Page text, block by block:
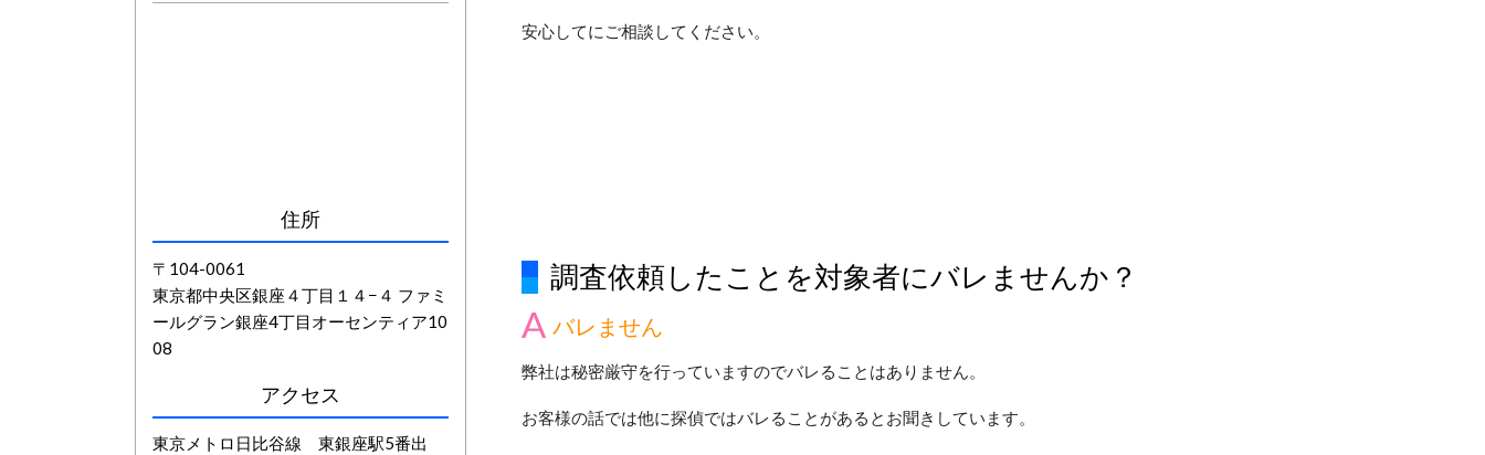
安心してにご相談してください。
調査依頼したことを対象者にバレませんか？
バレません
弊社は秘密厳守を行っていますのでバレることはありません。
お客様の話では他に探偵ではバレることがあるとお聞きしています。
住所
〒104-0061
東京都中央区銀座４丁目１４−４ ファミ
ールグラン銀座4丁目オーセンティア10
08
アクセス
東京メトロ日比谷線 東銀座駅5番出